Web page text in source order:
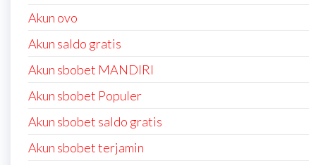
Akun ovo
Akun saldo gratis
Akun sbobet MANDIRI
Akun sbobet Populer
Akun sbobet saldo gratis
Akun sbobet terjamin